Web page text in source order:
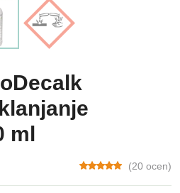
ml
(20 ocen)